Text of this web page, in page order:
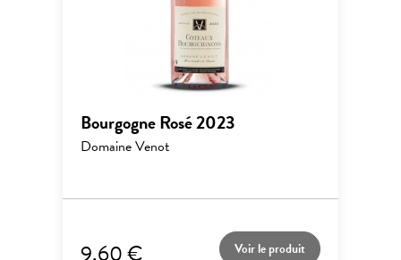
Bourgogne Rosé 2023
Domaine Venot
Voir le produit